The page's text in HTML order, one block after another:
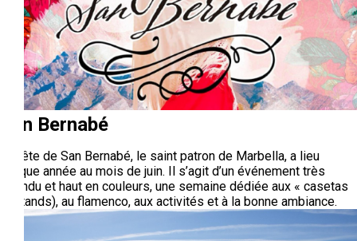
San Bernabé
La fête de San Bernabé, le saint patron de Marbella, a lieu
chaque année au mois de juin. Il s’agit d’un événement très
attendu et haut en couleurs, une semaine dédiée aux « casetas
» (stands), au flamenco, aux activités et à la bonne ambiance.